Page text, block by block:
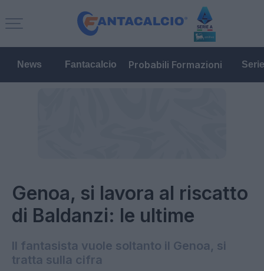
News Fantacalcio Probabili Formazioni
Genoa, si lavora al riscatto
di Baldanzi: le ultime
Il fantasista vuole soltanto il Genoa, si
tratta sulla cifra